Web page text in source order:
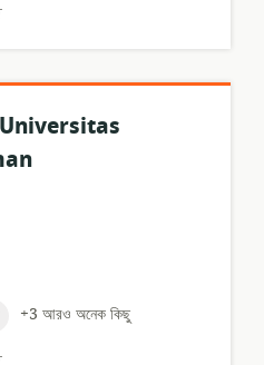
+3 আরও অনেক কিছু